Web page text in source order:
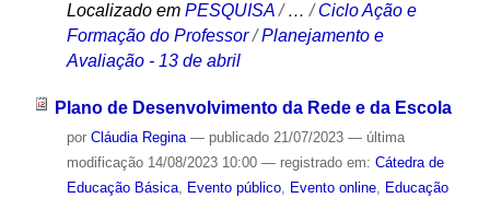
Localizado em PESQUISA / …/ Ciclo Ação e
Formação do Professor /Planejamento e
Avaliação - 13 de abril
Plano de Desenvolvimento da Rede e da Escola
por Cláudia Regina — publicado21/07/2023 — última
modificação14/08/2023 10:00 — registrado em: Cátedra de
Educação Básica, Evento público, Evento online, Educação